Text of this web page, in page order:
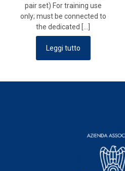
pair set) For training use
only; must be connected to
the dedicated […]
Leggi tutto